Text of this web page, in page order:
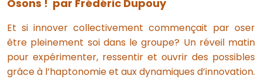
Osons ! par Frédéric Dupouy
Et si innover collectivement commençait par oser
être pleinement soi dans le groupe? Un réveil matin
pour expérimenter, ressentir et ouvrir des possibles
grâce à l’haptonomie et aux dynamiques d’innovation.